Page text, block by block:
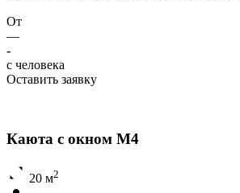
От
—
-
c человека
Оставить заявку
Каюта с окном M4
20 м2